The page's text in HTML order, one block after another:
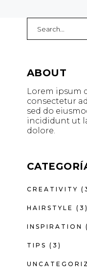
for:
ABOUT
Lorem ipsum
consectetur
sed do
incididunt ut
dolore.
CREATIVITY
HAIRSTYLE (3)
INSPIRATION
TIPS (3)